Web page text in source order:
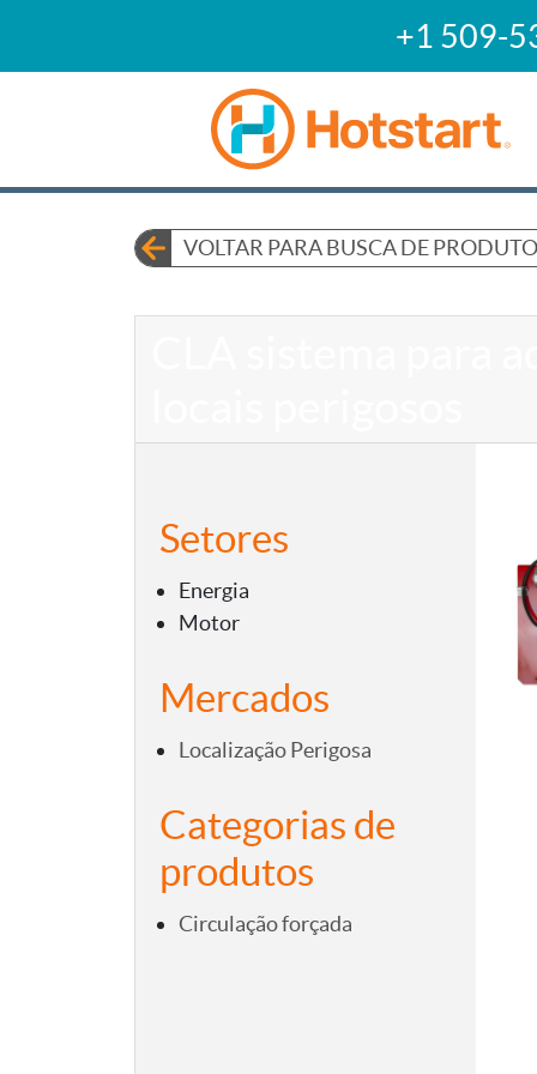
+1 509-
VOLTAR PARA BUSCA DE
Setores
Energia
Motor
Mercados
Localização Perigosa
Categorias de
produtos
Circulação forçada